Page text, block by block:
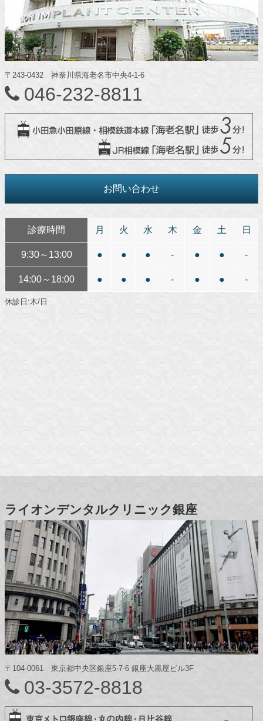
〒243-0432 神奈川県海老名市中央4-1-6
046-232-8811
お問い合わせ
診療時間 月 火 水 木 金 土 日
9:30～13:00 ● ● ● - ● ● -
14:00～18:00 ● ● ● - ● ● -
休診日:木/日
ライオンデンタルクリニック銀座
〒104-0061 東京都中央区銀座5-7-6 銀座大黒屋ビル3F
03-3572-8818